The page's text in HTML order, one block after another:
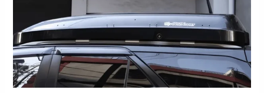
TERRAIN
–
700
L